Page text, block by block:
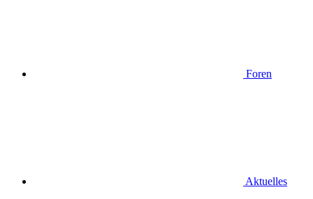
Foren
Aktuelles